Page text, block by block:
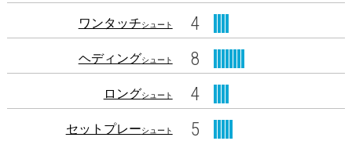
ワンタッチシュート 4
ヘディングシュート 8
ロングシュート 4
セットプレーシュート 5